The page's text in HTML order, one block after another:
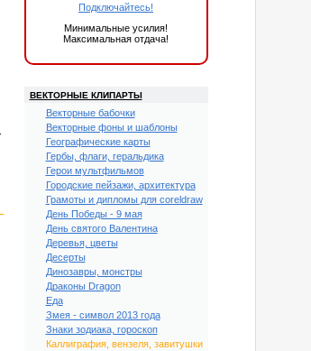
Подключайтесь!
Минимальные усилия!
Максимальная отдача!
ВЕКТОРНЫЕ КЛИПАРТЫ
Векторные бабочки
Векторные фоны и шаблоны
Географические карты
Гербы, флаги, геральдика
Герои мультфильмов
Городские пейзажи, архитектура
Грамоты и дипломы для coreldraw
День Победы - 9 мая
День святого Валентина
Деревья, цветы
Десерты
Динозавры, монстры
Драконы Dragon
Еда
Змея - символ 2013 года
Знаки зодиака, гороскоп
Каллиграфия, вензеля, завитушки